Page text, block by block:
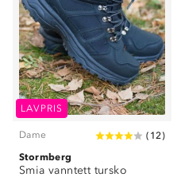
LAVPRIS
Dame ( 12)
Stormberg
Smia vanntett tursko